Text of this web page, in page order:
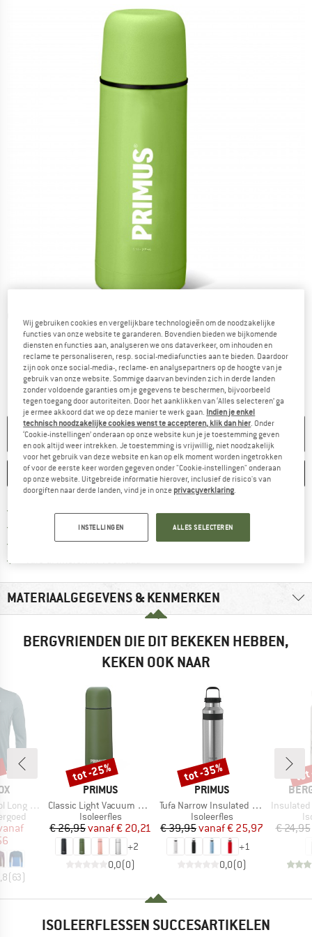
NIET MEER LEVERBAAR
ONTHOUDEN VERGELIJKEN
Gratis verzending vanaf € 69 (NL)
100 dagen bedenktijd
Vind de betalingsinformatie hier!
> 4.000.000 tevreden klanten
MATERIAALGEGEVENS & KENMERKEN
BERGVRIENDEN DIE DIT BEKEKEN HEBBEN,
KEKEN OOK NAAR
Sleeve
prijs
(63)
MERK
PRIMUS
Artikel
Classic Light Vacuum Bottle
Productgroep
Isoleerfles
Prijs
€ 26,95 Verlaagde prijs
vanaf€ 20,21
+2
0,0(0)
Korting
tot -25%
MERK
PRIMUS
Artikel
Tufa Narrow Insulated Bottle 0.6
Productgroep
Isoleerfles
Prijs
€ 39,95 Verlaagde prijs
vanaf€ 25,97
+1
0,0(0)
Korting
tot -35%
Artikel
Insulated
€ 24,95
ISOLEERFLESSEN SUCCESARTIKELEN
Wij gebruiken cookies en vergelijkbare technologieën om de noodzakelijke
functies van onze website te garanderen. Bovendien bieden we bijkomende
diensten en functies aan, analyseren we ons dataverkeer, om inhouden en
reclame te personaliseren, resp. social-mediafuncties aan te bieden. Daardoor
zijn ook onze social-media-, reclame- en analysepartners op de hoogte van je
gebruik van onze website. Sommige daarvan bevinden zich in derde landen
zonder voldoende garanties om je gegevens te beschermen, bijvoorbeeld
tegen toegang door autoriteiten. Door het aanklikken van ‘Alles selecteren’ ga
je ermee akkoord dat we op deze manier te werk gaan. Indien je enkel
technisch noodzakelijke cookies wenst te accepteren, klik dan hier . Onder
‘Cookie-instellingen’ onderaan op onze website kun je je toestemming geven
en ook altijd weer intrekken. Je toestemming is vrijwillig, niet noodzakelijk
voor het gebruik van deze website en kan op elk moment worden ingetrokken
of voor de eerste keer worden gegeven onder "Cookie-instellingen" onderaan
op onze website. Uitgebreide informatie hierover, inclusief de risico's van
doorgiften naar derde landen, vind je in onze privacyverklaring
INSTELLINGEN ALLES SELECTEREN